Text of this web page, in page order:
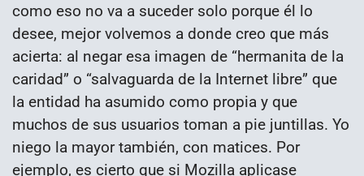
como eso no va a suceder solo porque él lo
desee, mejor volvemos a donde creo que más
acierta: al negar esa imagen de “hermanita de la
caridad” o “salvaguarda de la Internet libre” que
la entidad ha asumido como propia y que
muchos de sus usuarios toman a pie juntillas. Yo
niego la mayor también, con matices. Por
ejemplo, es cierto que si Mozilla aplicase